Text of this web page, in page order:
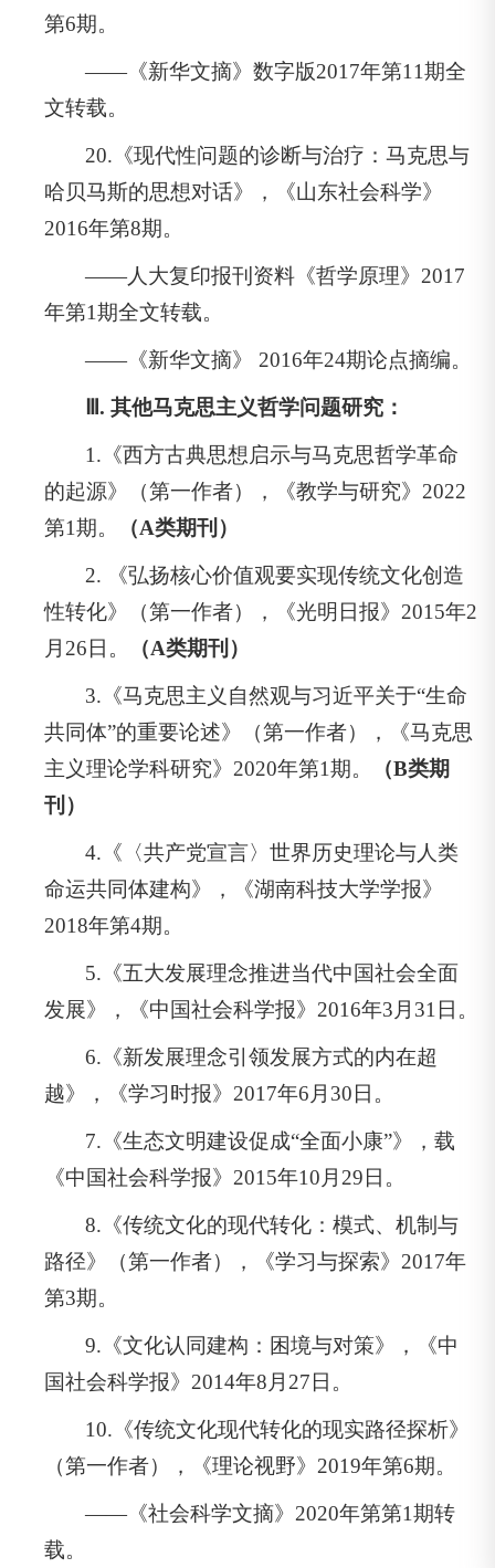
第6期。
——《新华文摘》数字版2017年第11期全
文转载。
20.《现代性问题的诊断与治疗：马克思与
哈贝马斯的思想对话》，《山东社会科学》
2016年第8期。
——人大复印报刊资料《哲学原理》2017
年第1期全文转载。
——《新华文摘》 2016年24期论点摘编。
Ⅲ. 其他马克思主义哲学问题研究：
1.《西方古典思想启示与马克思哲学革命
的起源》（第一作者），《教学与研究》2022
第1期。
（A类期刊）
2. 《弘扬核心价值观要实现传统文化创造
性转化》（第一作者），《光明日报》2015年2
月26日。
（A类期刊）
3.《马克思主义自然观与习近平关于“生命
共同体”的重要论述》（第一作者），《马克思
主义理论学科研究》2020年第1期。
（B类期
刊）
4.《〈共产党宣言〉世界历史理论与人类
命运共同体建构》，《湖南科技大学学报》
2018年第4期。
5.《五大发展理念推进当代中国社会全面
发展》，《中国社会科学报》2016年3月31日。
6.《新发展理念引领发展方式的内在超
越》，《学习时报》2017年6月30日。
7.《生态文明建设促成“全面小康”》，载
《中国社会科学报》2015年10月29日。
8.《传统文化的现代转化：模式、机制与
路径》（第一作者），《学习与探索》2017年
第3期。
9.《文化认同建构：困境与对策》，《中
国社会科学报》2014年8月27日。
10.《传统文化现代转化的现实路径探析》
（第一作者），《理论视野》2019年第6期。
——《社会科学文摘》2020年第第1期转
载。